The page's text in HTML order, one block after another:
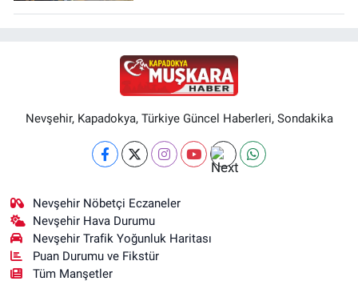
Nevşehir, Kapadokya, Türkiye Güncel Haberleri, Sondakika
Nevşehir Nöbetçi Eczaneler
Nevşehir Hava Durumu
Nevşehir Trafik Yoğunluk Haritası
Puan Durumu ve Fikstür
Tüm Manşetler